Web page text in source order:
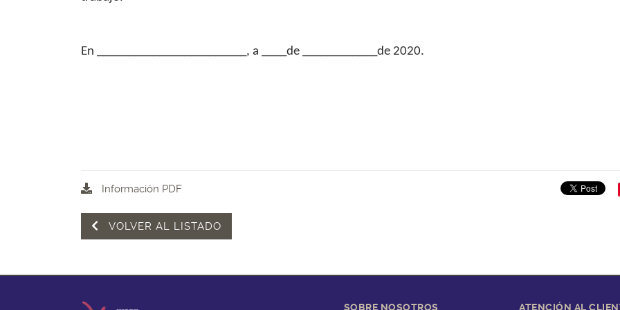
En ________________________, a ____de ____________de 2020.
Información PDF
VOLVER AL LISTADO
SOBRE NOSOTROS ATENCIÓN AL